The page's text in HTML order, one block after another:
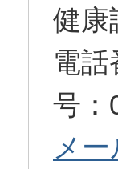
健康
電
号：
メ